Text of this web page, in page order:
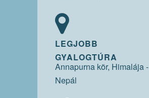
LEGJOBB
GYALOGTÚRA
Annapurna kör, Himalája -
Nepál